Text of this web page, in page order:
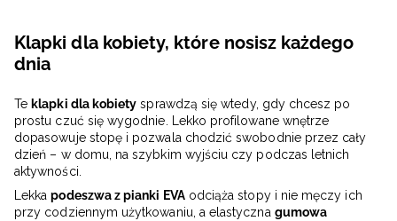
Klapki dla kobiety, które nosisz każdego
dnia
Te klapki dla kobiety sprawdzą się wtedy, gdy chcesz po
prostu czuć się wygodnie. Lekko profilowane wnętrze
dopasowuje stopę i pozwala chodzić swobodnie przez cały
dzień – w domu, na szybkim wyjściu czy podczas letnich
aktywności.
Lekkapodeszwa z pianki EVAodciąża stopy i nie męczy ich
przy codziennym użytkowaniu, a elastyczna gumowa